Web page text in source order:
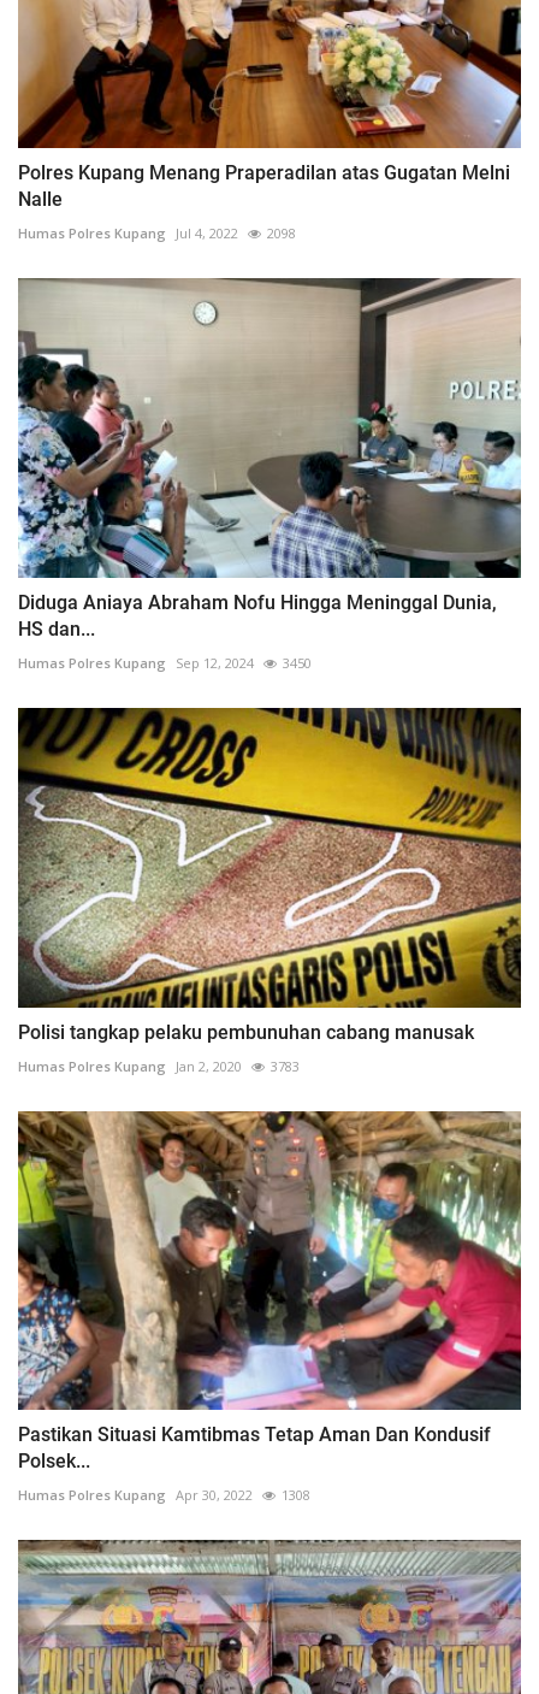
Polres Kupang Menang Praperadilan atas Gugatan Melni
Nalle
Humas Polres Kupang Jul 4, 2022 2098
Diduga Aniaya Abraham Nofu Hingga Meninggal Dunia,
HS dan...
Humas Polres Kupang Sep 12, 2024 3450
Polisi tangkap pelaku pembunuhan cabang manusak
Humas Polres Kupang Jan 2, 2020 3783
Pastikan Situasi Kamtibmas Tetap Aman Dan Kondusif
Polsek...
Humas Polres Kupang Apr 30, 2022 1308